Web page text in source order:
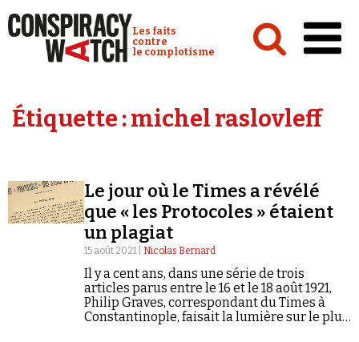
Conspiracy Watch :
Les faits
contre
le complotisme
Analyses
Vidéos
Émissions
Revues de presse
Étiquette :michel raslovleff
Le jour où le Times a révélé
que « les Protocoles » étaient
un plagiat
15 août 2021 | Nicolas Bernard
Il y a cent ans, dans une série de trois
articles parus entre le 16 et le 18 août 1921,
Philip Graves, correspondant du Times à
Constantinople, faisait la lumière sur le plus